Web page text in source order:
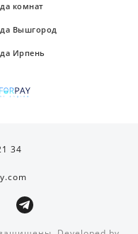
комнат
Вышгород
Ирпень
34